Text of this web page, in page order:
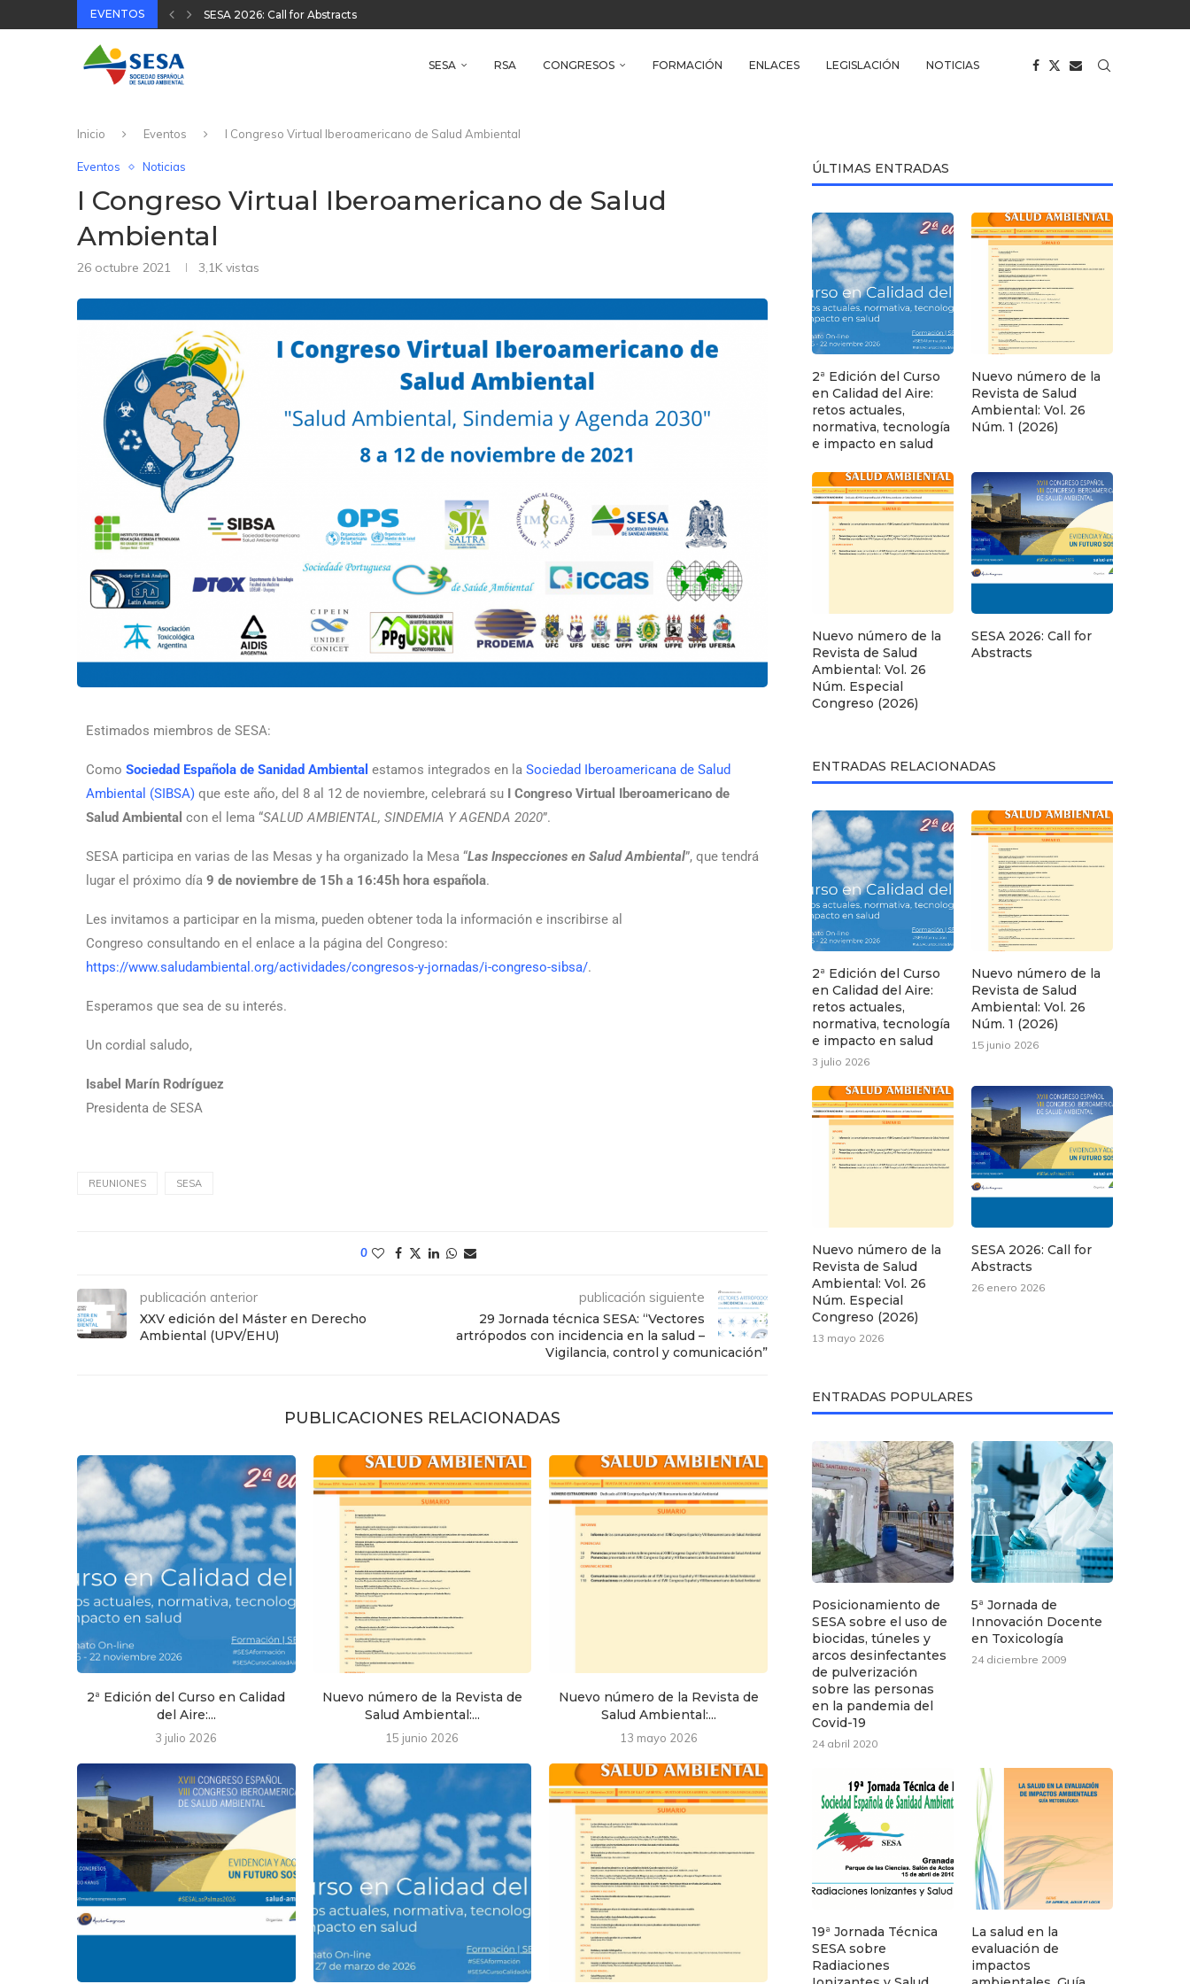
EVENTOS XVIII Congreso Español y VIII Congreso Iberoamericano de Salud Ambiental
SESA
RSA CONGRESOS FORMACIÓN ENLACES LEGISLACIÓN NOTICIAS
Inicio Eventos I Congreso Virtual Iberoamericano de Salud Ambiental
Eventos Noticias
I Congreso Virtual Iberoamericano de Salud
Ambiental
26 octubre 2021 3,1K vistas
Estimados miembros de SESA:
Como Sociedad Española de Sanidad Ambiental estamos integrados en la Sociedad Iberoamericana de Salud
Ambiental (SIBSA) que este año, del 8 al 12 de noviembre, celebrará su I Congreso Virtual Iberoamericano de
Salud Ambiental con el lema “SALUD AMBIENTAL, SINDEMIA Y AGENDA 2020”.
SESA participa en varias de las Mesas y ha organizado la Mesa “Las Inspecciones en Salud Ambiental”, que tendrá
lugar el próximo día 9 de noviembre de 15h a 16:45h hora española.
Les invitamos a participar en la misma, pueden obtener toda la información e inscribirse al
Congreso consultando en el enlace a la página del Congreso:
https://www.saludambiental.org/actividades/congresos-y-jornadas/i-congreso-sibsa/.
Esperamos que sea de su interés.
Un cordial saludo,
Isabel Marín Rodríguez
Presidenta de SESA
REUNIONES SESA
0
publicación anterior
XXV edición del Máster en Derecho
Ambiental (UPV/EHU)
publicación siguiente
29 Jornada técnica SESA: “Vectores
artrópodos con incidencia en la salud –
Vigilancia, control y comunicación”
PUBLICACIONES RELACIONADAS
2ª Edición del Curso en Calidad
del Aire:...
3 julio 2026
Nuevo número de la Revista de
Salud Ambiental:...
15 junio 2026
Nuevo número de la Revista de
Salud Ambiental:...
13 mayo 2026
ÚLTIMAS ENTRADAS
2ª Edición del Curso
en Calidad del Aire:
retos actuales,
normativa, tecnología
e impacto en salud
Nuevo número de la
Revista de Salud
Ambiental: Vol. 26
Núm. 1 (2026)
Nuevo número de la
Revista de Salud
Ambiental: Vol. 26
Núm. Especial
Congreso (2026)
SESA 2026: Call for
Abstracts
ENTRADAS RELACIONADAS
2ª Edición del Curso
en Calidad del Aire:
retos actuales,
normativa, tecnología
e impacto en salud
3 julio 2026
Nuevo número de la
Revista de Salud
Ambiental: Vol. 26
Núm. 1 (2026)
15 junio 2026
Nuevo número de la
Revista de Salud
Ambiental: Vol. 26
Núm. Especial
Congreso (2026)
13 mayo 2026
SESA 2026: Call for
Abstracts
26 enero 2026
ENTRADAS POPULARES
Posicionamiento de
SESA sobre el uso de
biocidas, túneles y
arcos desinfectantes
de pulverización
sobre las personas
en la pandemia del
Covid-19
24 abril 2020
5ª Jornada de
Innovación Docente
en Toxicología
24 diciembre 2009
19ª Jornada Técnica
SESA sobre
Radiaciones
La salud en la
evaluación de
impactos